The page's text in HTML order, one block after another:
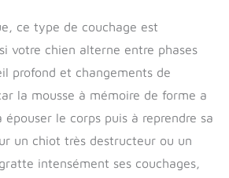
et résistant aux
amovible et
lavable en
machine,
taches de fourrure
ce type de couchage est
votre chien alterne entre phases
profond et changements de
la mousse à mémoire de forme a
épouser le corps puis à reprendre sa
un chiot très destructeur ou un
intensément ses couchages,